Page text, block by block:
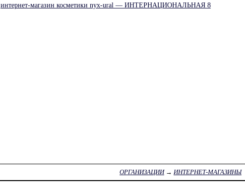
интернет-магазин косметики nyx-ural — ИНТЕРНАЦИОНАЛЬНАЯ 8
ОРГАНИЗАЦИИ→ ИНТЕРНЕТ-МАГАЗИНЫ